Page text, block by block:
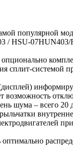
популярной
/ HSU-07HUN403/
сплит-системой
возможность
шума – всего 20